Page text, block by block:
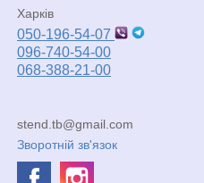
Харків
050-196-54-07
096-740-54-00
068-388-21-00
stend.tb@gmail.com
Зворотній зв'язок